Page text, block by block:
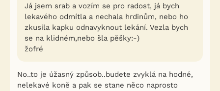
Já jsem srab a vozím se pro radost, já bych
lekavého odmítla a nechala hrdinům, nebo ho
zkusila kapku odnavyknout lekání. Vezla bych
se na klidném,nebo šla pěšky:-)
žofré
No..to je úžasný způsob..budete zvyklá na hodné,
nelekavé koně a pak se stane něco naprosto